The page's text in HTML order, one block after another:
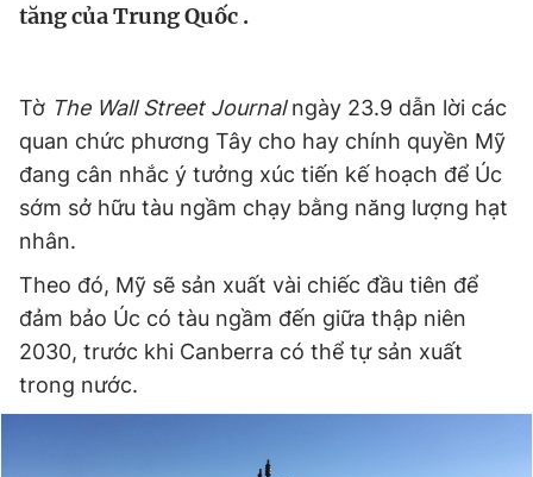
Sản phẩm khác
Thông tin tòa soạn Liên hệ quảng cáo
Đọc Thanh Niên trên điện thoại
tăng của Trung Quốc .
Tờ The Wall Street Journalngày 23.9 dẫn lời các
quan chức phương Tây cho hay chính quyền Mỹ
đang cân nhắc ý tưởng xúc tiến kế hoạch để Úc
sớm sở hữu tàu ngầm chạy bằng năng lượng hạt
nhân.
Theo đó, Mỹ sẽ sản xuất vài chiếc đầu tiên để
đảm bảo Úc có tàu ngầm đến giữa thập niên
2030, trước khi Canberra có thể tự sản xuất
trong nước.